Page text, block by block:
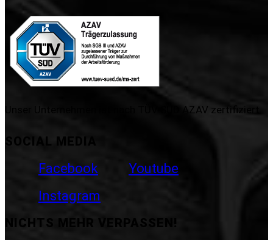
Unser Unternehmen ist nach TÜV SÜD AZAV zertifiziert.
SOCIAL MEDIA
Facebook
Youtube
Instagram
NICHTS MEHR VERPASSEN!